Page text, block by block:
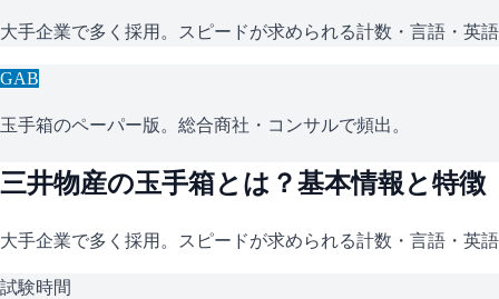
大手企業で多く採用。スピードが求められる計数・言語・英
GAB
玉手箱のペーパー版。総合商社・コンサルで頻出。
三井物産の玉手箱とは？基本情報と特徴
大手企業で多く採用。スピードが求められる計数・言語・英
試験時間